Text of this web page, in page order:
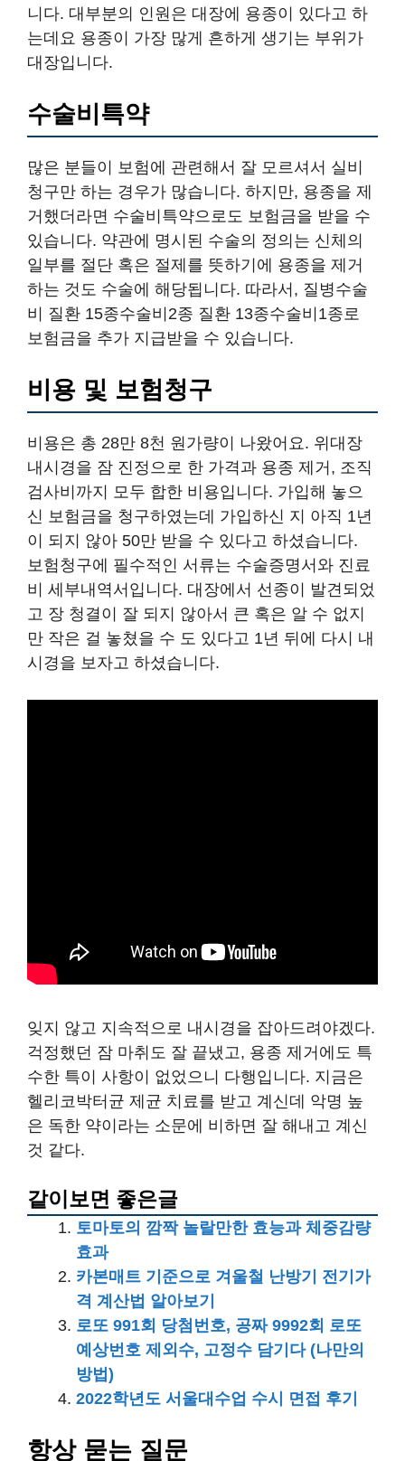
니다. 대부분의 인원은 대장에 용종이 있다고 하
는데요 용종이 가장 많게 흔하게 생기는 부위가
대장입니다.
수술비특약
많은 분들이 보험에 관련해서 잘 모르셔서 실비
청구만 하는 경우가 많습니다. 하지만, 용종을 제
거했더라면 수술비특약으로도 보험금을 받을 수
있습니다. 약관에 명시된 수술의 정의는 신체의
일부를 절단 혹은 절제를 뜻하기에 용종을 제거
하는 것도 수술에 해당됩니다. 따라서, 질병수술
비 질환 15종수술비2종 질환 13종수술비1종로
보험금을 추가 지급받을 수 있습니다.
비용 및 보험청구
비용은 총 28만 8천 원가량이 나왔어요. 위대장
내시경을 잠 진정으로 한 가격과 용종 제거, 조직
검사비까지 모두 합한 비용입니다. 가입해 놓으
신 보험금을 청구하였는데 가입하신 지 아직 1년
이 되지 않아 50만 받을 수 있다고 하셨습니다.
보험청구에 필수적인 서류는 수술증명서와 진료
비 세부내역서입니다. 대장에서 선종이 발견되었
고 장 청결이 잘 되지 않아서 큰 혹은 알 수 없지
만 작은 걸 놓쳤을 수 도 있다고 1년 뒤에 다시 내
시경을 보자고 하셨습니다.
잊지 않고 지속적으로 내시경을 잡아드려야겠다.
걱정했던 잠 마취도 잘 끝냈고, 용종 제거에도 특
수한 특이 사항이 없었으니 다행입니다. 지금은
헬리코박터균 제균 치료를 받고 계신데 악명 높
은 독한 약이라는 소문에 비하면 잘 해내고 계신
것 같다.
같이보면 좋은글
토마토의 깜짝 놀랄만한 효능과 체중감량
효과
카본매트 기준으로 겨울철 난방기 전기가
격 계산법 알아보기
로또 991회 당첨번호, 공짜 9992회 로또
예상번호 제외수, 고정수 담기다 (나만의
방법)
2022학년도 서울대수업 수시 면접 후기
항상 묻는 질문